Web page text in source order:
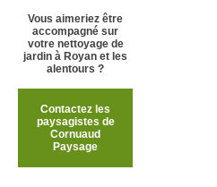
Vous aimeriez être
accompagné sur
votre nettoyage de
jardin à Royan et les
alentours ?
Contactez les
paysagistes de
Cornuaud
Paysage